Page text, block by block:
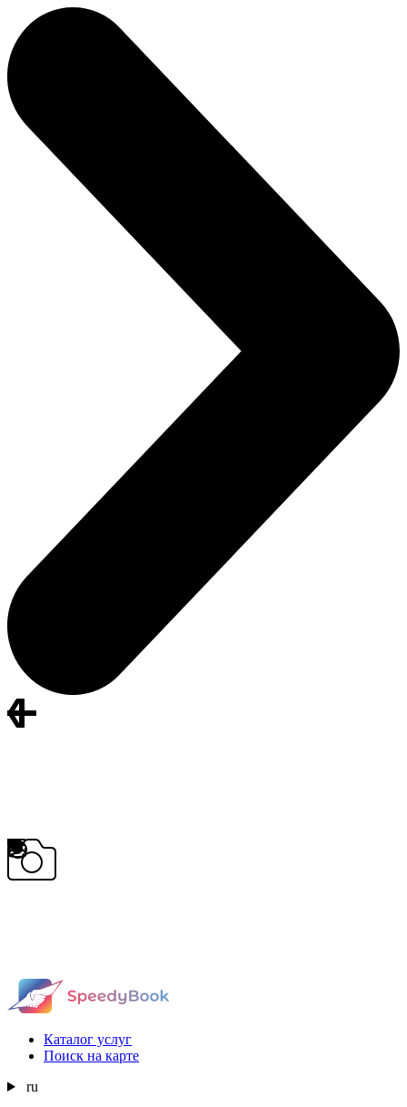
Каталог услуг
Поиск на карте
ru